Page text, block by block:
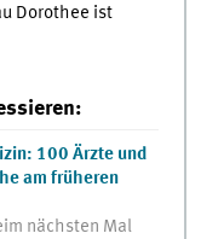
Dorothee ist
100 Ärzte und
am früheren
nächsten Mal